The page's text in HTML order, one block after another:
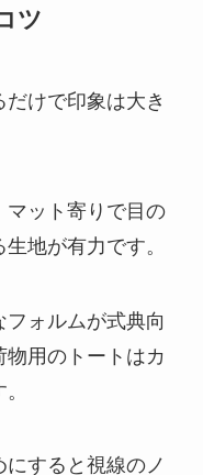
ツ
けで印象は大き
マット寄りで目の
地が有力です。
ォルムが式典向
物用のトートはカ
すると視線のノ